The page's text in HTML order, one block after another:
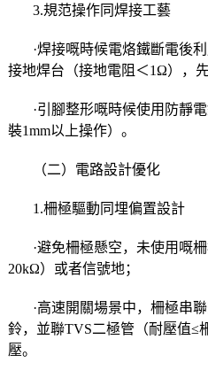
3.規范操作同焊接工藝
·焊接嘅時候電烙鐵斷電後
接地焊台（接地電阻＜1Ω），
·引腳整形嘅時候使用防靜
裝1mm以上操作）。
（二）電路設計優化
1.柵極驅動同埋偏置設計
·避免柵極懸空，未使用嘅
20kΩ）或者信號地；
·高速開關場景中，柵極串
鈴，並聯TVS二極管（耐壓值≤
壓。